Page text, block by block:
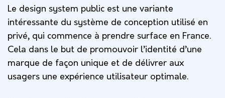
Le design system public est une variante
intéressante du système de conception utilisé en
privé, qui commence à prendre surface en France.
Cela dans le but de promouvoir l’identité d’une
marque de façon unique et de délivrer aux
usagers une expérience utilisateur optimale.